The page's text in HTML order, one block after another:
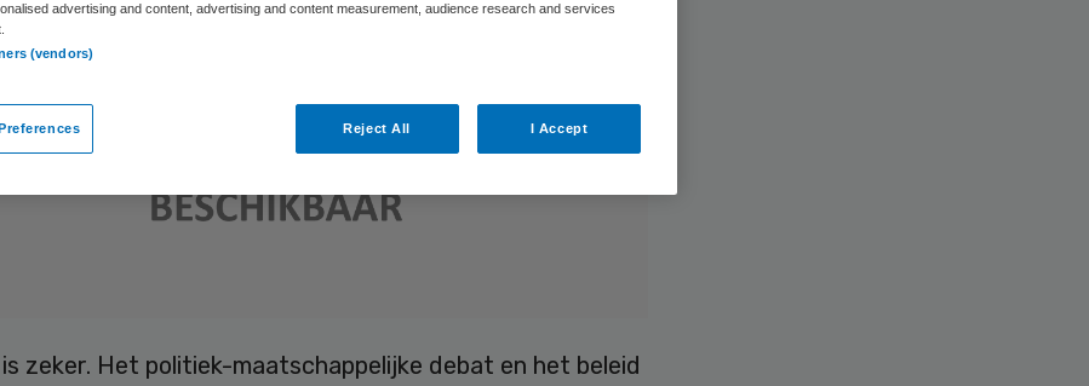
is zeker. Het politiek-maatschappelijke debat en het beleid
advertising and content, advertising and content measurement, audience research and services
(vendors)
Reject All I Accept